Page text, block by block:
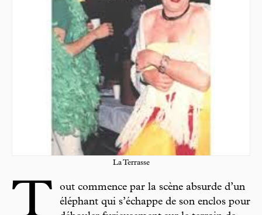
La Terrasse
out commence par la scène absurde d’un
éléphant qui s’échappe de son enclos pour